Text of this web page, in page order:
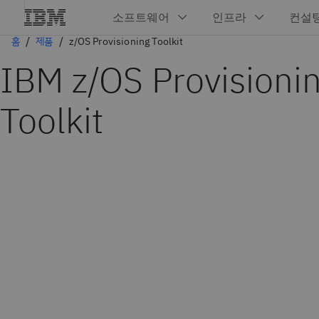
홈 제품 z/OS Provisioning Toolkit
IBM z/OS
Toolkit